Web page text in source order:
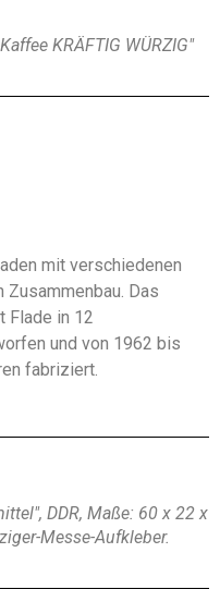
KRÄFTIG WÜRZIG"
mit verschiedenen
Das
Flade in 12
und von 1962 bis
fabriziert.
DDR, Maße: 60 x 22 x
Messe-Aufkleber.